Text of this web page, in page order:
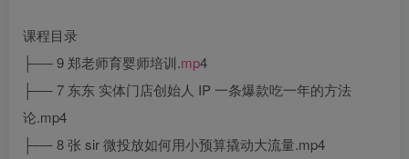
课程目录
├── 9 郑老师育婴师培训.mp4
├── 7 东东 实体门店创始人 IP 一条爆款吃一年的方法
论.mp4
├── 8 张 sir 微投放如何用小预算撬动大流量.mp4